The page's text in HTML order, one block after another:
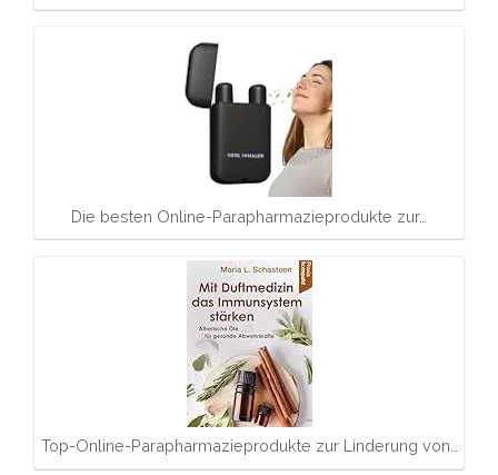
Die besten Online-Parapharmazieprodukte zur…
Top-Online-Parapharmazieprodukte zur Linderung von…